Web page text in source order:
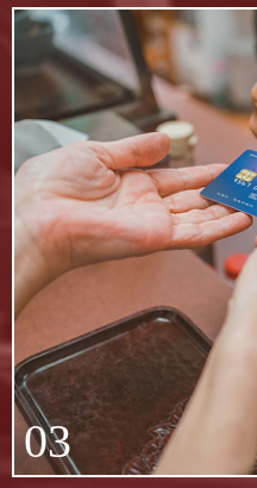
03